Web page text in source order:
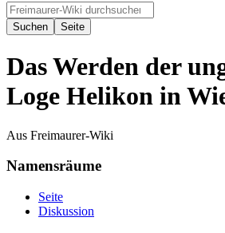
Das Werden der
Loge Helikon in
Aus Freimaurer-Wiki
Namensräume
Seite
Diskussion